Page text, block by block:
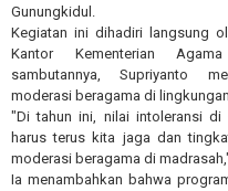
Gunungkidul.
Kegiatan ini dihadiri langsung
Kantor Kementerian
sambutannya, Supriyanto
moderasi beragama di
"Di tahun ini, nilai intoleransi di
harus terus kita jaga dan
moderasi beragama di
Ia menambahkan bahwa